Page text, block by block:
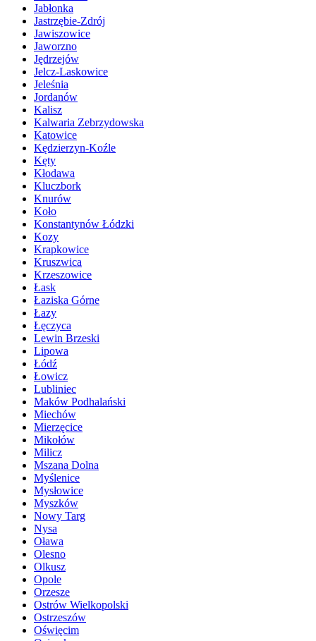
Jabłonka
Jastrzębie-Zdrój
Jawiszowice
Jaworzno
Jędrzejów
Jelcz-Laskowice
Jeleśnia
Jordanów
Kalisz
Kalwaria Zebrzydowska
Katowice
Kędzierzyn-Koźle
Kęty
Kłodawa
Kluczbork
Knurów
Koło
Konstantynów Łódzki
Kozy
Krapkowice
Kruszwica
Krzeszowice
Łask
Łaziska Górne
Łazy
Łęczyca
Lewin Brzeski
Lipowa
Łódź
Łowicz
Lubliniec
Maków Podhalański
Miechów
Mierzęcice
Mikołów
Milicz
Mszana Dolna
Myślenice
Mysłowice
Myszków
Nowy Targ
Nysa
Oława
Olesno
Olkusz
Opole
Orzesze
Ostrów Wielkopolski
Ostrzeszów
Oświęcim